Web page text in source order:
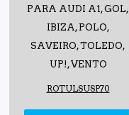
PARA AUDI A1, GOL,
IBIZA, POLO,
SAVEIRO, TOLEDO,
UP!, VENTO
ROTULSUSP70